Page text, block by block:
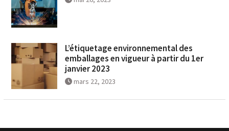
L’étiquetage environnemental des
emballages en vigueur à partir du 1er
janvier 2023
mars 22, 2023